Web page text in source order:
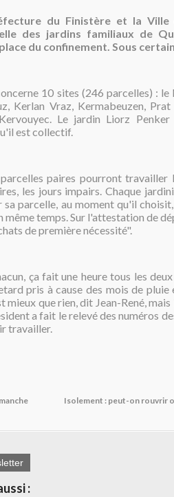
du Finistère et la
des jardins familiaux de
du confinement. Sous
10 sites (246 parcelles) :
Kerlan Vraz, Kermabeuzen,
Le jardin Liorz
est collectif.
paires pourront travailler
les jours impairs. Chaque
sa parcelle, au moment qu'il
même temps. Sur l'attestation de
de première nécessité".
ça fait une heure tous les
pris à cause des mois de pluie
mieux que rien, dit Jean-René,
a fait le relevé des numéros
travailler.
Isolement : peut-on rouvrir
: